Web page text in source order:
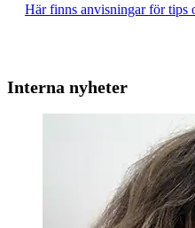
Här finns anvisningar för tips
Interna nyheter